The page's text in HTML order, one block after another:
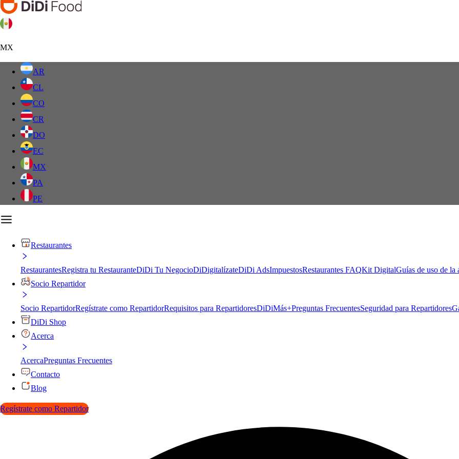
MX
AR
CL
CO
CR
DO
EC
MX
PA
PE
Restaurantes
RestaurantesRegistra tu RestauranteDiDi Tu NegocioDiDigitalízateDiDi AdsImpuestosRestaurantes FAQKit DigitalGuías de uso de la
Socio Repartidor
Socio RepartidorRegístrate como RepartidorRequisitos para RepartidoresDiDiMás+Preguntas FrecuentesSeguridad para Repartidores
DiDi Shop
Acerca
AcercaPreguntas Frecuentes
Contacto
Blog
Regístrate como Repartidor